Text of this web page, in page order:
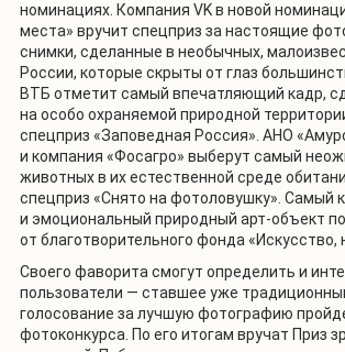
номинациях. Компания VK в новой
места» вручит спецприз за настоящие
снимки, сделанные в необычных,
России, которые скрыты от глаз
ВТБ отметит самый впечатляющий кадр,
на особо охраняемой природной
спецприз «Заповедная Россия». АНО
и компания «Фосагро» выберут самый
животных в их естественной среде
спецприз «Снято на фотоловушку». Самый
и эмоциональный природный арт-объект
от благотворительного фонда «Искусство,
Своего фаворита смогут определить и
пользователи — ставшее уже
голосование за лучшую фотографию
фотоконкурса. По его итогам вручат Приз